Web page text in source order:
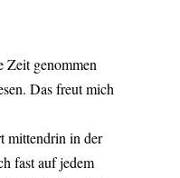
Zeit genommen
Das freut mich
mittendrin in der
fast auf jedem